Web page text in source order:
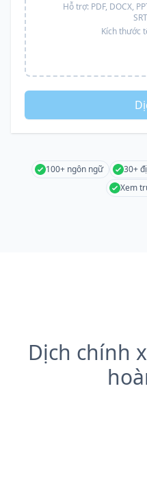
Hỗ trợ: PDF, DOCX,
Kích thước
100+ ngôn ngữ 30+
Xem
Dịch chính